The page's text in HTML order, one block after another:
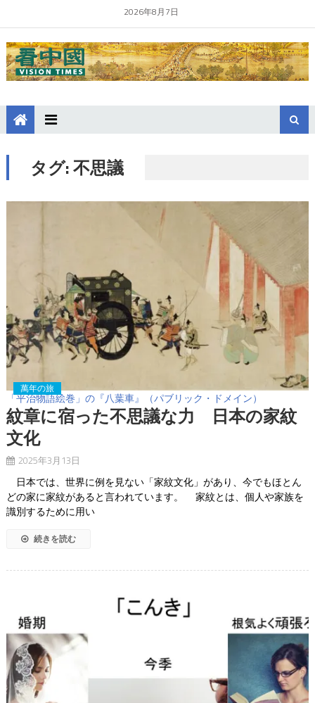
2026年8月7日
タグ:不思議
「平治物語絵巻」の『八葉車』（パブリック・ドメイン）
萬年の旅
紋章に宿った不思議な力 日本の家紋
文化
2025年3月13日
日本では、世界に例を見ない「家紋文化」があり、今でもほとん
どの家に家紋があると言われています。 家紋とは、個人や家族を
識別するために用い
続きを読む